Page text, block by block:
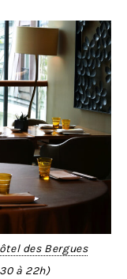
des Bergues
à 22h)